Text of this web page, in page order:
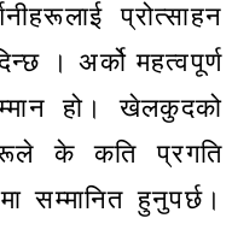
प्रोत्साहन
। अर्को महत्वपूर्ण
हो। खेलकुदको
के कति प्रगति
सम्मानित हुनुपर्छ।